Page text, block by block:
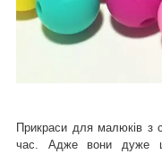
Прикраси для малюків з
час. Адже вони дуже